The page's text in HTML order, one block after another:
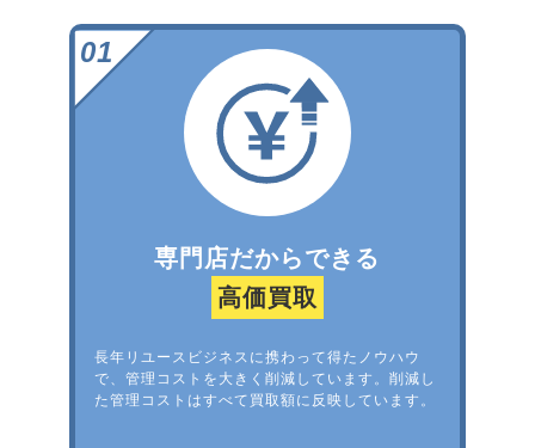
専門店だからできる
高価買取
長年リユースビジネスに携わって得たノウハウ
で、管理コストを大きく削減しています。削減し
た管理コストはすべて買取額に反映しています。